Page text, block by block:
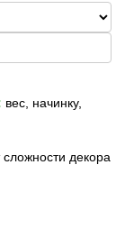
вес, начинку,
сложности декора